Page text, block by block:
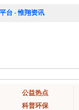
台 - 惟翔资讯
公益热点
科普环保